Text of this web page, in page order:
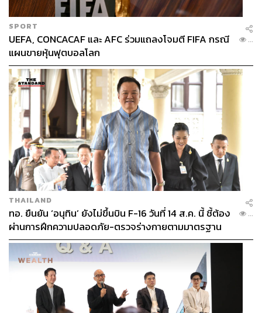
SPORT
UEFA, CONCACAF และ AFC ร่วมแถลงโจมตี FIFA กรณี
แผนขายหุ้นฟุตบอลโลก
...
THAILAND
ทอ. ยืนยัน ‘อนุทิน’ ยังไม่ขึ้นบิน F-16 วันที่ 14 ส.ค. นี้ ชี้ต้อง
ผ่านการฝึกความปลอดภัย-ตรวจร่างกายตามมาตรฐาน
ก่อน
...